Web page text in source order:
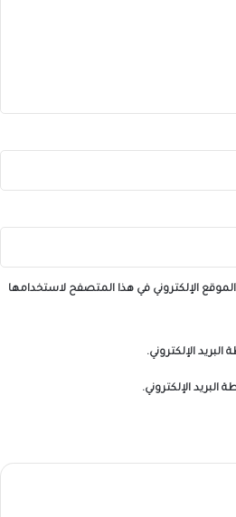
الإلكتروني في هذا المتصفح لاستخدامها
الإلكتروني.
الإلكتروني.